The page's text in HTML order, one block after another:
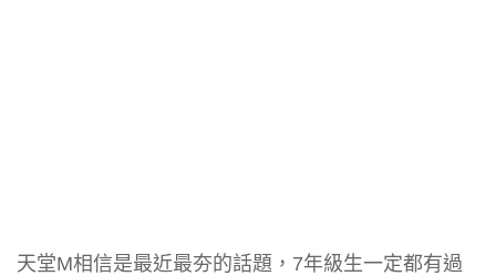
天堂M相信是最近最夯的話題，7年級生一定都有過